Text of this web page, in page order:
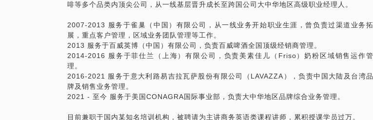
啡等多个品类内顶尖公司，从一线基层晋升成长至跨国公司大中华地区高级职业经理人。
2007-2013 服务于雀巢（中国）有限公司，从一线业务开始职业生涯，曾负责过渠道业务拓
展，重点客户管理，区域业务团队管理等工作。
2013 服务于百威英博（中国）有限公司，负责百威啤酒全国顶级经销商管理。
2014-2016 服务于菲仕兰（上海）有限公司，负责美素佳儿（Friso）奶粉区域销售运作管
理。
2016-2021 服务于意大利路易吉拉瓦萨股份有限公司（LAVAZZA），负责中国大陆及台湾品
牌及销售业务管理。
2021 - 至今 服务于美国CONAGRA国际事业部，负责大中华地区品牌综合业务管理。